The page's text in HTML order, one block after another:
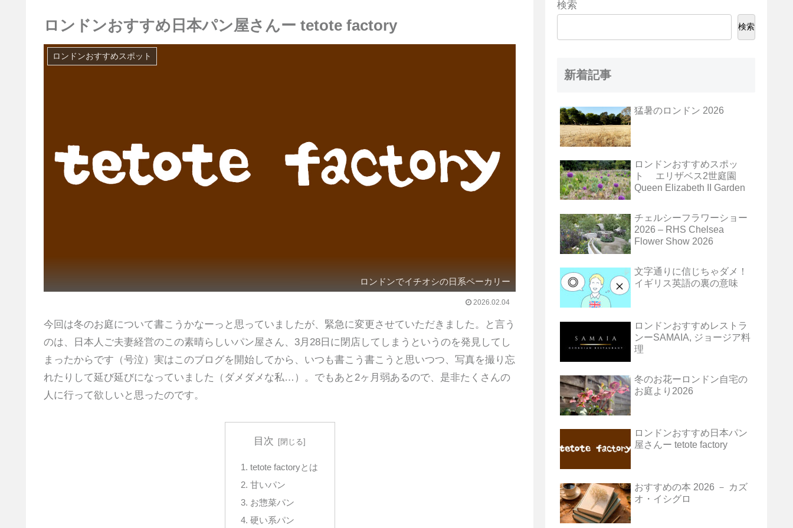
ロンドンおすすめ日本パン屋さんー tetote factory
ロンドンおすすめスポット
ロンドンでイチオシの日系ペーカリー
2026.02.04
今回は冬のお庭について書こうかなーっと思っていましたが、緊急に変更させていただきました。と言う
のは、日本人ご夫妻経営のこの素晴らしいパン屋さん、3月28日に閉店してしまうというのを発見してし
まったからです（号泣）実はこのブログを開始してから、いつも書こう書こうと思いつつ、写真を撮り忘
れたりして延び延びになっていました（ダメダメな私…）。でもあと2ヶ月弱あるので、是非たくさんの
人に行って欲しいと思ったのです。
目次
tetote factoryとは
甘いパン
お惣菜パン
硬い系パン
検索
検索
新着記事
猛暑のロンドン 2026
ロンドンおすすめスポッ
ト エリザベス2世庭園
Queen Elizabeth II Garden
チェルシーフラワーショー
2026 – RHS Chelsea
Flower Show 2026
文字通りに信じちゃダメ！
イギリス英語の裏の意味
ロンドンおすすめレストラ
ンーSAMAIA, ジョージア料
理
冬のお花ーロンドン自宅の
お庭より2026
ロンドンおすすめ日本パン
屋さんー tetote factory
おすすめの本 2026 － カズ
オ・イシグロ